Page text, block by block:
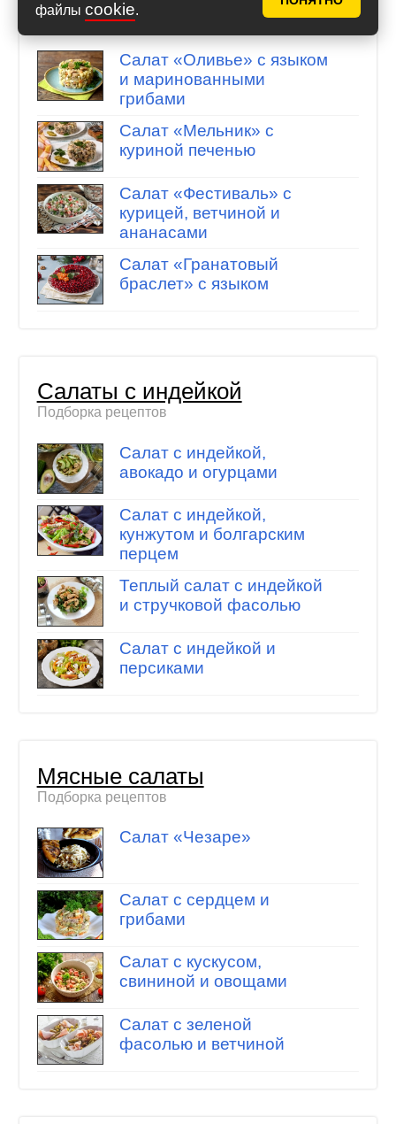
файлы cookie.
Подборка рецептов
Салат «Оливье» с языком
и маринованными
грибами
Салат «Мельник» с
куриной печенью
Салат «Фестиваль» с
курицей, ветчиной и
ананасами
Салат «Гранатовый
браслет» с языком
Салаты с индейкой
Подборка рецептов
Салат с индейкой,
авокадо и огурцами
Салат с индейкой,
кунжутом и болгарским
перцем
Теплый салат с индейкой
и стручковой фасолью
Салат с индейкой и
персиками
Мясные салаты
Подборка рецептов
Салат «Чезаре»
Салат с сердцем и
грибами
Салат с кускусом,
свининой и овощами
Салат с зеленой
фасолью и ветчиной